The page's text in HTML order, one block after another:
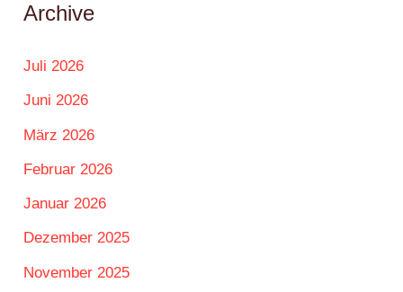
Archive
Juli 2026
Juni 2026
März 2026
Februar 2026
Januar 2026
Dezember 2025
November 2025